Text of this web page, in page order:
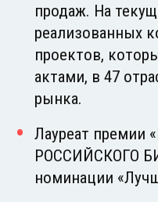
продаж. На
реализованных
проектов,
актами, в 47
рынка.
Лауреат премии
РОССИЙСКОГО
номинации